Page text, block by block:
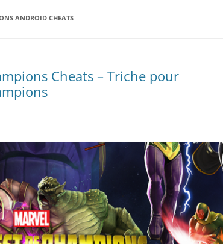
ANDROID CHEATS
Cheats – Triche pour